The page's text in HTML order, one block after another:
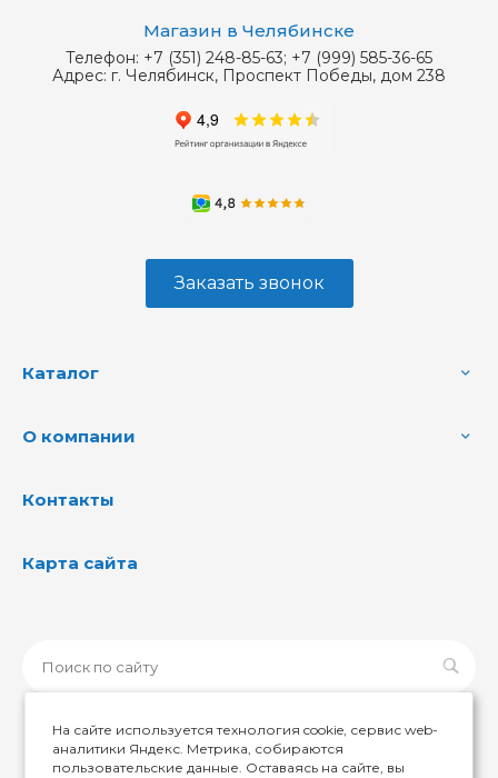
Магазин в Челябинске
Телефон: +7 (351) 248-85-63; +7 (999) 585-36-65
Адрес: г. Челябинск, Проспект Победы, дом 238
Заказать звонок
Каталог
О компании
Контакты
Карта сайта
На сайте используется технология cookie, сервис web-
аналитики Яндекс. Метрика, собираются
пользовательские данные. Оставаясь на сайте, вы